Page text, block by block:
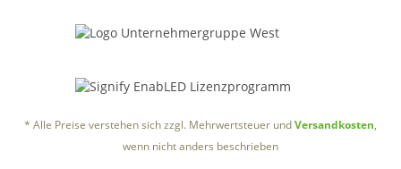
* Alle Preise verstehen sich zzgl. Mehrwertsteuer undVersandkosten,
wenn nicht anders beschrieben